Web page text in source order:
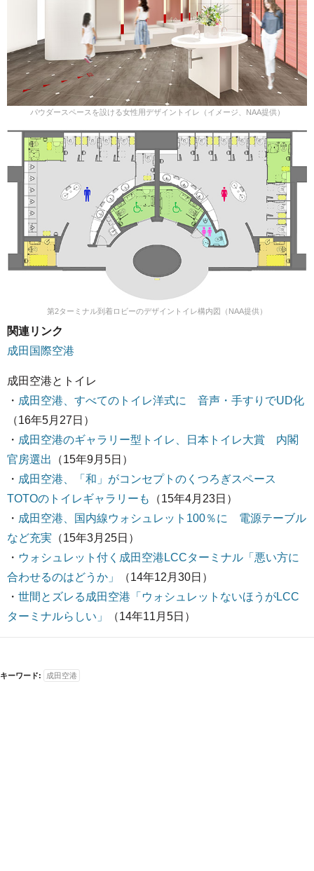
パウダースペースを設ける女性用デザイントイレ（イメージ、NAA提供）
第2ターミナル到着ロビーのデザイントイレ構内図（NAA提供）
関連リンク
成田国際空港
成田空港とトイレ
・ 成田空港、すべてのトイレ洋式に 音声・手すりでUD化
（16年5月27日）
・ 成田空港のギャラリー型トイレ、日本トイレ大賞 内閣
官房選出
（15年9月5日）
・ 成田空港、「和」がコンセプトのくつろぎスペース
TOTOのトイレギャラリーも
（15年4月23日）
・ 成田空港、国内線ウォシュレット100％に 電源テーブル
など充実 （15年3月25日）
・ ウォシュレット付く成田空港LCCターミナル「悪い方に
合わせるのはどうか」
（14年12月30日）
・ 世間とズレる成田空港「ウォシュレットないほうがLCC
ターミナルらしい」
（14年11月5日）
キーワード: 成田空港